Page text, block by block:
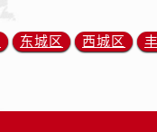
东城区 西城区